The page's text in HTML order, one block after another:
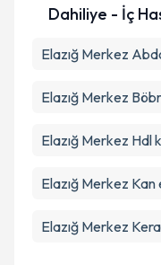
Metni'ni
Dahiliye - İç
Elazığ Merkez
Elazığ Merkez
Elazığ Merkez Hdl
Elazığ Merkez
Elazığ Merkez